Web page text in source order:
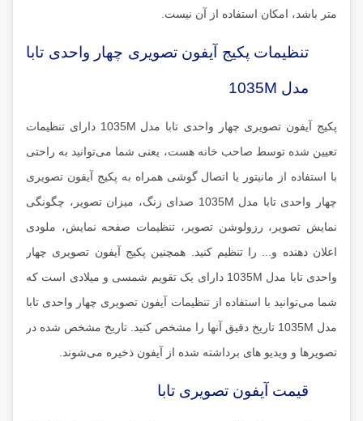
متر باشد، امکان استفاده از آن نیست.
تنظیمات پکیج آیفون تصویری چهار واحدی تابا
مدل 1035M
پکیج آیفون تصویری چهار واحدی تابا مدل 1035M دارای تنظیمات
تعیین شده توسط صاحب خانه هست، یعنی شما می‌توانید به راحتی
با استفاده از مانیتور یا اتصال گوشی همراه به پکیج آیفون تصویری
چهار واحدی تابا مدل 1035M صدای زنگ، میزان تصویر، چگونگی
نمایش تصویر، رزولوشن تصویر، تنظیمات صفحه نمایش، ملودی
اعلان دهنده و... را تنظیم کنید. همچنین پکیج آیفون تصویری چهار
واحدی تابا مدل 1035M دارای یک تقویم شمسی و میلادی است که
شما می‌توانید با استفاده از تنظیمات آیفون تصویری چهار واحدی تابا
مدل 1035M تاریخ دقیق آنها را مشخص کنید. تاریخ مشخص شده در
تصویرها و ویدیو های برداشته شده از آیفون ذخیره می‌شوند.
قیمت آیفون تصویری تابا